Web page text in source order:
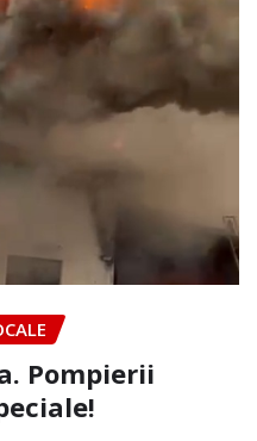
Pompierii